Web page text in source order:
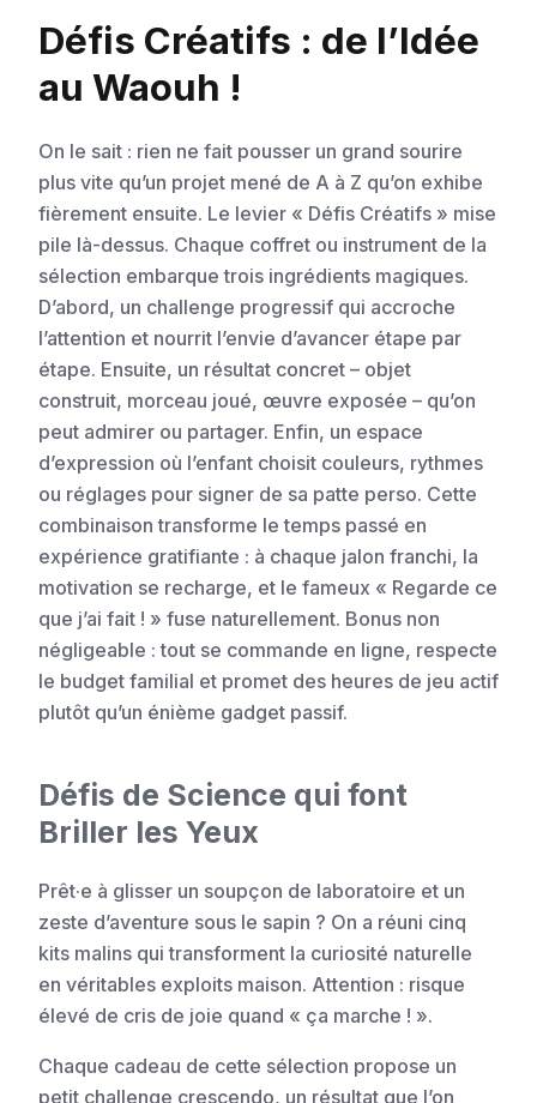
Défis Créatifs : de l’Idée
au Waouh !
On le sait : rien ne fait pousser un grand sourire
plus vite qu’un projet mené de A à Z qu’on exhibe
fièrement ensuite. Le levier « Défis Créatifs » mise
pile là-dessus. Chaque coffret ou instrument de la
sélection embarque trois ingrédients magiques.
D’abord, un challenge progressif qui accroche
l’attention et nourrit l’envie d’avancer étape par
étape. Ensuite, un résultat concret – objet
construit, morceau joué, œuvre exposée – qu’on
peut admirer ou partager. Enfin, un espace
d’expression où l’enfant choisit couleurs, rythmes
ou réglages pour signer de sa patte perso. Cette
combinaison transforme le temps passé en
expérience gratifiante : à chaque jalon franchi, la
motivation se recharge, et le fameux « Regarde ce
que j’ai fait ! » fuse naturellement. Bonus non
négligeable : tout se commande en ligne, respecte
le budget familial et promet des heures de jeu actif
plutôt qu’un énième gadget passif.
Défis de Science qui font
Briller les Yeux
Prêt·e à glisser un soupçon de laboratoire et un
zeste d’aventure sous le sapin ? On a réuni cinq
kits malins qui transforment la curiosité naturelle
en véritables exploits maison. Attention : risque
élevé de cris de joie quand « ça marche ! ».
Chaque cadeau de cette sélection propose un
petit challenge crescendo, un résultat que l’on